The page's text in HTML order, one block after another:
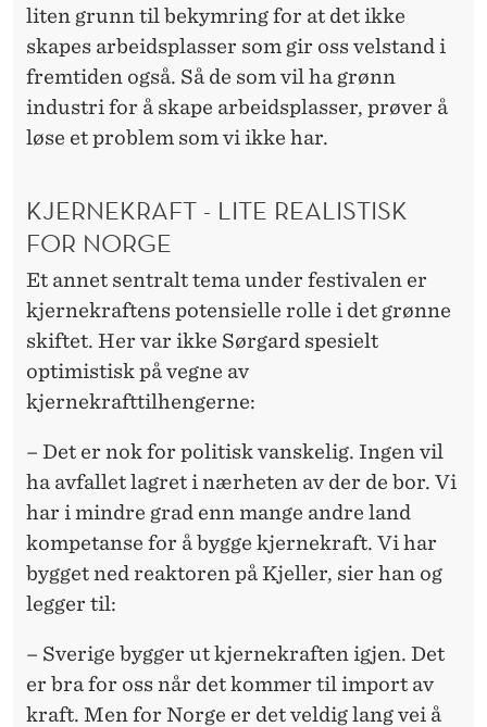
liten grunn til bekymring for at det ikke
skapes arbeidsplasser som gir oss velstand i
fremtiden også. Så de som vil ha grønn
industri for å skape arbeidsplasser, prøver å
løse et problem som vi ikke har.
KJERNEKRAFT - LITE REALISTISK
FOR NORGE
Et annet sentralt tema under festivalen er
kjernekraftens potensielle rolle i det grønne
skiftet. Her var ikke Sørgard spesielt
optimistisk på vegne av
kjernekrafttilhengerne:
– Det er nok for politisk vanskelig. Ingen vil
ha avfallet lagret i nærheten av der de bor. Vi
har i mindre grad enn mange andre land
kompetanse for å bygge kjernekraft. Vi har
bygget ned reaktoren på Kjeller, sier han og
legger til:
– Sverige bygger ut kjernekraften igjen. Det
er bra for oss når det kommer til import av
kraft. Men for Norge er det veldig lang vei å